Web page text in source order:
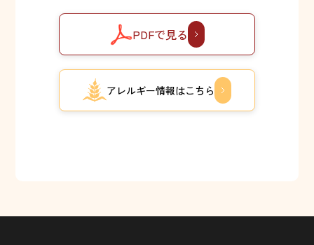
PDFで見る
アレルギー情報はこちら